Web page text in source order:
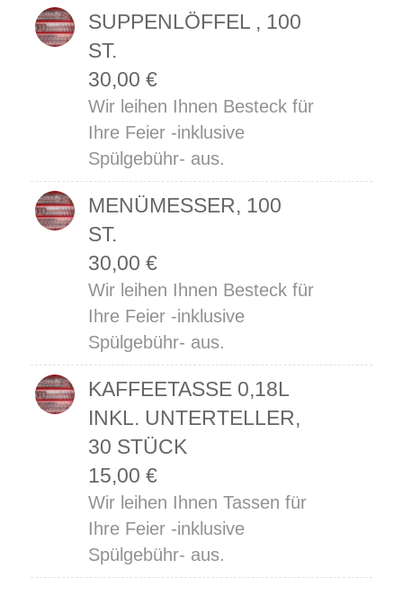
SUPPENLÖFFEL , 100
ST.
30,00 €
Wir leihen Ihnen Besteck für
Ihre Feier -inklusive
Spülgebühr- aus.
MENÜMESSER, 100
ST.
30,00 €
Wir leihen Ihnen Besteck für
Ihre Feier -inklusive
Spülgebühr- aus.
KAFFEETASSE 0,18L
INKL. UNTERTELLER,
30 STÜCK
15,00 €
Wir leihen Ihnen Tassen für
Ihre Feier -inklusive
Spülgebühr- aus.